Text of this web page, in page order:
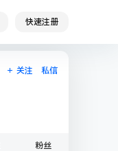
快速注册
关注 私信
粉丝